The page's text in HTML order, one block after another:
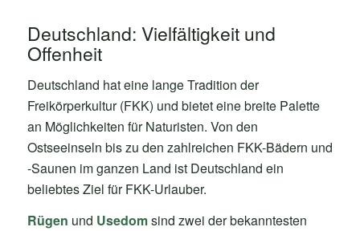
Deutschland: Vielfältigkeit und
Offenheit
Deutschland hat eine lange Tradition der
Freikörperkultur (FKK) und bietet eine breite Palette
an Möglichkeiten für Naturisten. Von den
Ostseeinseln bis zu den zahlreichen FKK-Bädern und
-Saunen im ganzen Land ist Deutschland ein
beliebtes Ziel für FKK-Urlauber.
Rügen und Usedomsind zwei der bekanntesten